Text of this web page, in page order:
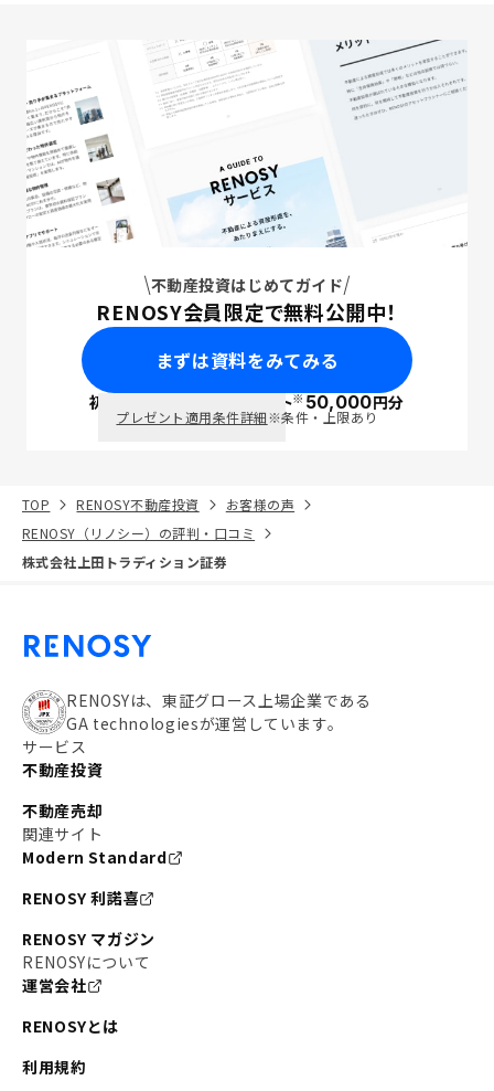
不動産投資はじめてガイド
RENOSY会員限定で無料公開中！
まずは資料をみてみる
初回面談で ポイント※50,000円分
プレゼント適用条件詳細※条件・上限あり
TOP RENOSY不動産投資
お客様の声
RENOSY（リノシー）の評判・口コミ
株式会社上田トラディション証券
RENOSYは、東証グロース上場企業である
GA technologiesが運営しています。
サービス
不動産投資
不動産売却
関連サイト
Modern Standard
RENOSY 利諾喜
RENOSY マガジン
RENOSYについて
運営会社
RENOSYとは
利用規約